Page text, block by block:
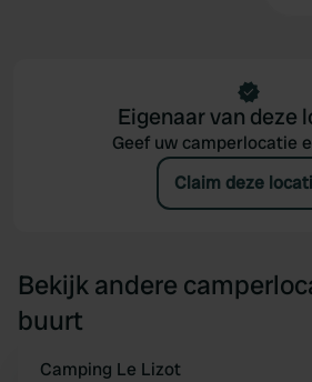
Eigenaar van deze
Geef uw camperlocatie
Claim deze
Bekijk andere
buurt
Camping Le Lizot